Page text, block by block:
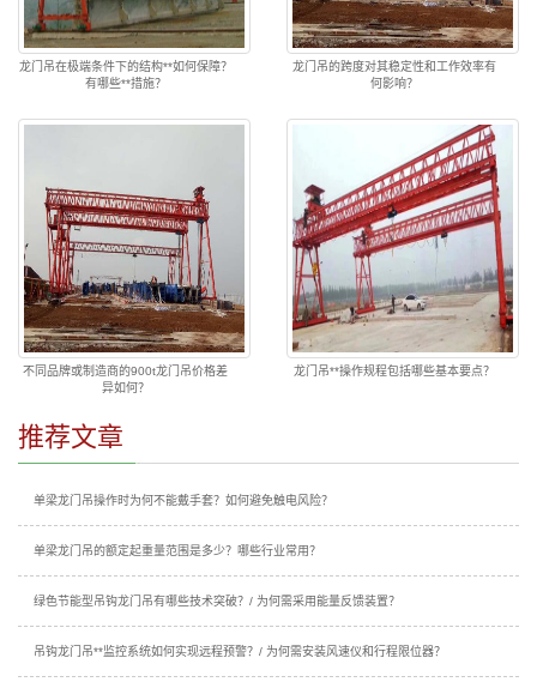
龙门吊在极端条件下的结构**如何保障？
有哪些**措施？
龙门吊的跨度对其稳定性和工作效率有
何影响？
不同品牌或制造商的900t龙门吊价格差
异如何？
龙门吊**操作规程包括哪些基本要点？
推荐文章
单梁龙门吊操作时为何不能戴手套？如何避免触电风险？
单梁龙门吊的额定起重量范围是多少？哪些行业常用？
绿色节能型吊钩龙门吊有哪些技术突破？/ 为何需采用能量反馈装置？
吊钩龙门吊**监控系统如何实现远程预警？/ 为何需安装风速仪和行程限位器？